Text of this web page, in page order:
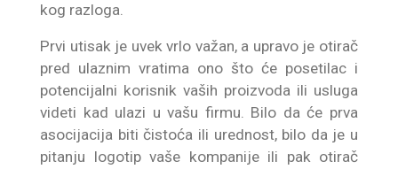
kog razloga.
Prvi utisak je uvek vrlo važan, a upravo je otirač
pred ulaznim vratima ono što će posetilac i
potencijalni korisnik vaših proizvoda ili usluga
videti kad ulazi u vašu firmu. Bilo da će prva
asocijacija biti čistoća ili urednost, bilo da je u
pitanju logotip vaše kompanije ili pak otirač